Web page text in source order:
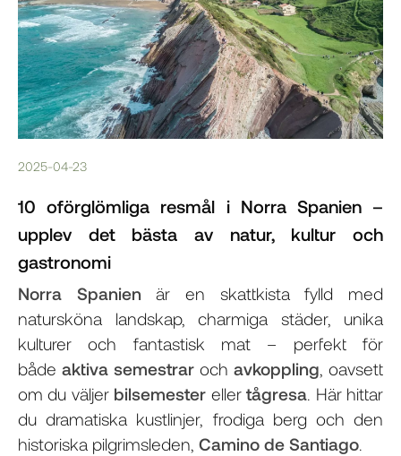
2025-04-23
10 oförglömliga resmål i Norra Spanien –
upplev det bästa av natur, kultur och
gastronomi
Norra Spanienär en skattkista fylld med
natursköna landskap, charmiga städer, unika
kulturer och fantastisk mat – perfekt för
både aktiva semestrar och avkoppling, oavsett
om du väljer bilsemester ellertågresa. Här hittar
du dramatiska kustlinjer, frodiga berg och den
historiska pilgrimsleden, Camino de Santiago.